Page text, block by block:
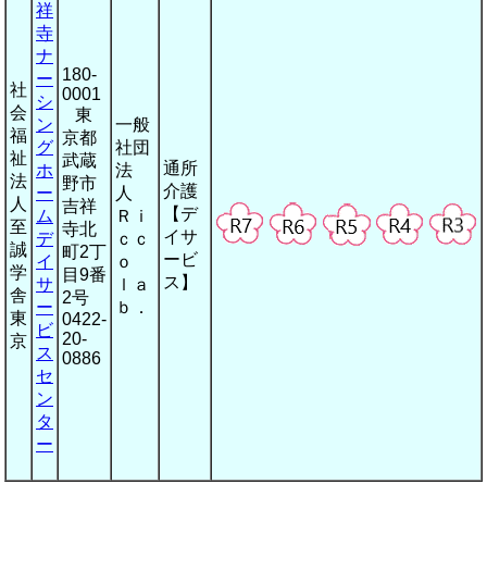
社
会
福
祉
法
人
至
誠
学
舎
東
京
祥
寺
ナ
ー
シ
ン
グ
ホ
ー
ム
デ
イ
サ
ー
ビ
ス
セ
ン
タ
ー
180-
0001
東
京都
武蔵
野市
吉祥
寺北
町2丁
目9番
2号
0422-
20-
0886
一般
社団
法
人
Ｒｉ
ｃｃ
ｏ
ｌａ
ｂ．
通所
介護
【デ
イサ
ービ
ス】